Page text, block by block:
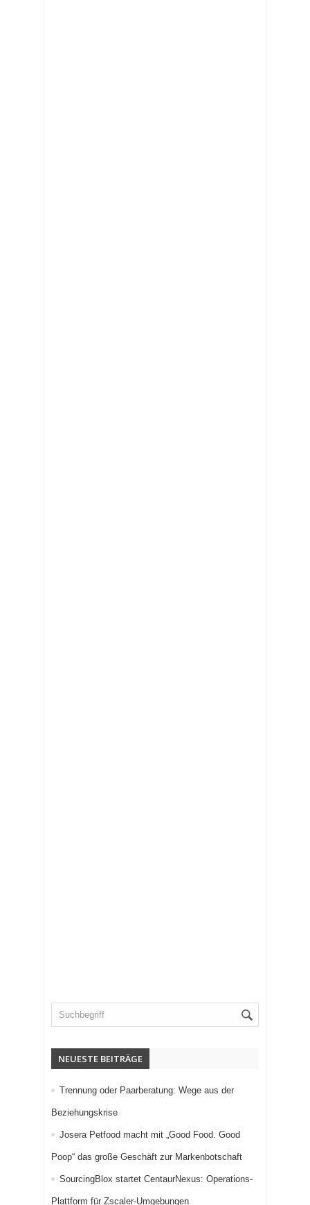
NEUESTE BEITRÄGE
Trennung oder Paarberatung: Wege aus der
Beziehungskrise
Josera Petfood macht mit „Good Food. Good
Poop“ das große Geschäft zur Markenbotschaft
SourcingBlox startet CentaurNexus: Operations-
Plattform für Zscaler-Umgebungen